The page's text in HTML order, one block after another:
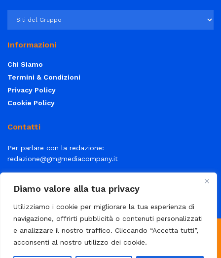
Diamo valore alla tua privacy
Utilizziamo i cookie per migliorare la tua esperienza di
navigazione, offrirti pubblicità o contenuti personalizzati
e analizzare il nostro traffico. Cliccando “Accetta tutti”,
acconsenti al nostro utilizzo dei cookie.
Informazioni
Chi Siamo
Termini & Condizioni
Privacy Policy
Cookie Policy
Contatti
Per parlare con la redazione:
redazione@gmgmediacompany.it